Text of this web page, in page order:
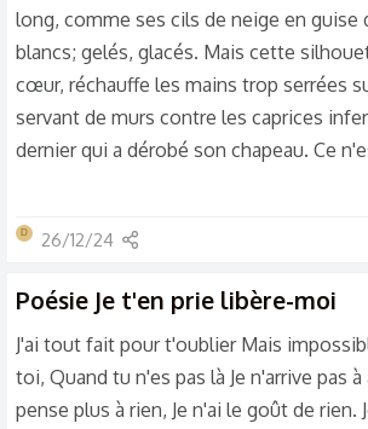
long, comme ses cils de neige en guise
blancs; gelés, glacés. Mais cette
cœur, réchauffe les mains trop serrées
servant de murs contre les caprices
dernier qui a dérobé son chapeau. Ce
soit, il n'était pas si beau. Sortie d'un
la contempler. Mais c'est que le
manière : le gant déchiré de sa main...
D 26/12/24
Poésie Je t'en prie libère-moi
J'ai tout fait pour t'oublier Mais
toi, Quand tu n'es pas là Je n'arrive pas à
pense plus à rien, Je n'ai le goût de rien.